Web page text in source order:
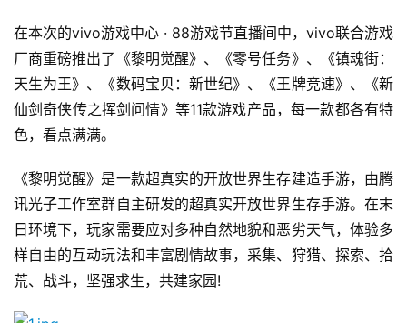
在本次的vivo游戏中心 · 88游戏节直播间中，vivo联合游戏
厂商重磅推出了《黎明觉醒》、《零号任务》、《镇魂街：
天生为王》、《数码宝贝：新世纪》、《王牌竞速》、《新
仙剑奇侠传之挥剑问情》等11款游戏产品，每一款都各有特
色，看点满满。
《黎明觉醒》是一款超真实的开放世界生存建造手游，由腾
讯光子工作室群自主研发的超真实开放世界生存手游。在末
日环境下，玩家需要应对多种自然地貌和恶劣天气，体验多
样自由的互动玩法和丰富剧情故事，采集、狩猎、探索、拾
荒、战斗，坚强求生，共建家园!